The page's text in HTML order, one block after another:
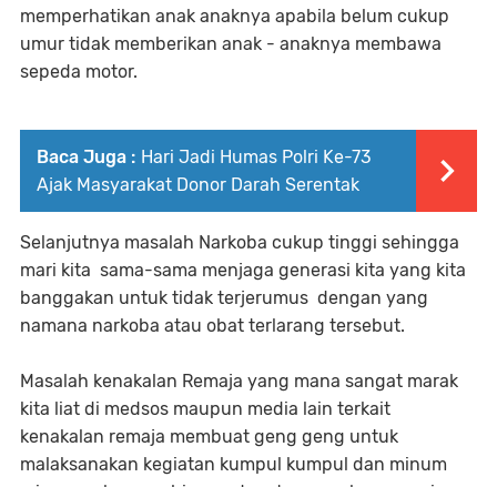
memperhatikan anak anaknya apabila belum cukup
umur tidak memberikan anak - anaknya membawa
sepeda motor.
Baca Juga : Hari Jadi Humas Polri Ke-73
Ajak Masyarakat Donor Darah Serentak
Selanjutnya masalah Narkoba cukup tinggi sehingga
mari kita sama-sama menjaga generasi kita yang kita
banggakan untuk tidak terjerumus dengan yang
namana narkoba atau obat terlarang tersebut.
Masalah kenakalan Remaja yang mana sangat marak
kita liat di medsos maupun media lain terkait
kenakalan remaja membuat geng geng untuk
malaksanakan kegiatan kumpul kumpul dan minum